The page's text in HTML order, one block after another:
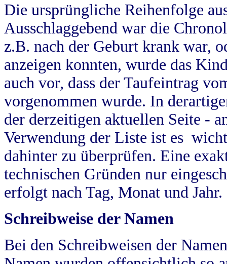
Die ursprüngliche Reihenfolge
Ausschlaggebend war die
z.B. nach der Geburt krank war,
anzeigen konnten, wurde das
auch vor, dass der Taufeintrag
vorgenommen wurde. In
der derzeitigen aktuellen Seite -
Verwendung der Liste ist es
dahinter zu überprüfen. Eine
technischen Gründen nur
erfolgt nach Tag, Monat und Jahr.
Schreibweise der Namen
Bei den Schreibweisen der